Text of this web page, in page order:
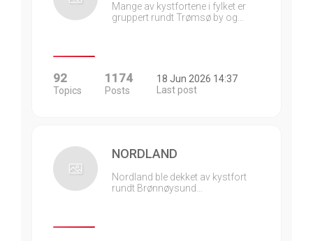
Mange av kystfortene i fylket er
gruppert rundt Trømsø by og…
92
Topics
1174
Posts
18 Jun 2026 14:37
Last post
NORDLAND
Nordland ble dekket av kystfort
rundt Brønnøysund…